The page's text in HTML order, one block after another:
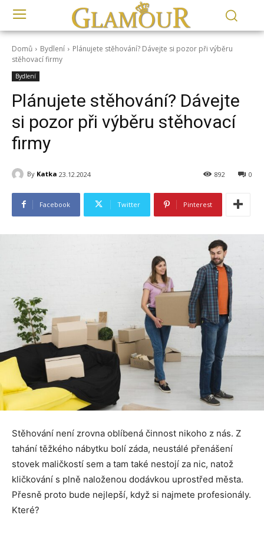
Domů Bydlení
Plánujete stěhování? Dávejte si pozor při výběru
stěhovací firmy
Bydlení
Plánujete stěhování? Dávejte
si pozor při výběru stěhovací
firmy
By Katka 23.12.2024 0
892
Facebook Twitter Pinterest
Stěhování není zrovna oblíbená činnost nikoho z nás. Z
tahání těžkého nábytku bolí záda, neustálé přenášení
stovek maličkostí sem a tam také nestojí za nic, natož
kličkování s plně naloženou dodávkou uprostřed města.
Přesně proto bude nejlepší, když si najmete profesionály.
Které?